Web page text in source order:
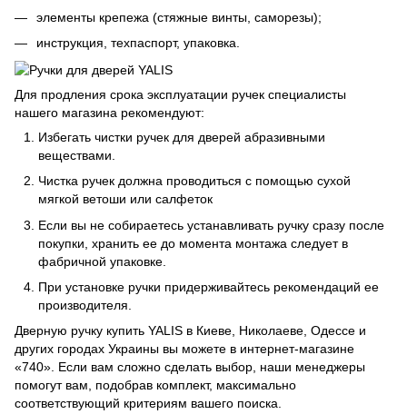
элементы крепежа (стяжные винты, саморезы);
инструкция, техпаспорт, упаковка.
Для продления срока эксплуатации ручек специалисты
нашего магазина рекомендуют:
Избегать чистки ручек для дверей абразивными
веществами.
Чистка ручек должна проводиться с помощью сухой
мягкой ветоши или салфеток
Если вы не собираетесь устанавливать ручку сразу после
покупки, хранить ее до момента монтажа следует в
фабричной упаковке.
При установке ручки придерживайтесь рекомендаций ее
производителя.
Дверную ручку купить YALIS в Киеве, Николаеве, Одессе и
других городах Украины вы можете в интернет-магазине
«740». Если вам сложно сделать выбор, наши менеджеры
помогут вам, подобрав комплект, максимально
соответствующий критериям вашего поиска.